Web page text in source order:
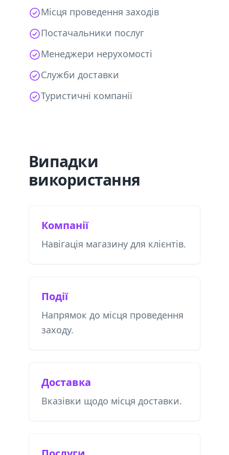
Місця проведення заходів
Постачальники послуг
Менеджери нерухомості
Служби доставки
Туристичні компанії
Випадки
використання
Компанії
Навігація магазину для клієнтів.
Події
Напрямок до місця проведення
заходу.
Доставка
Вказівки щодо місця доставки.